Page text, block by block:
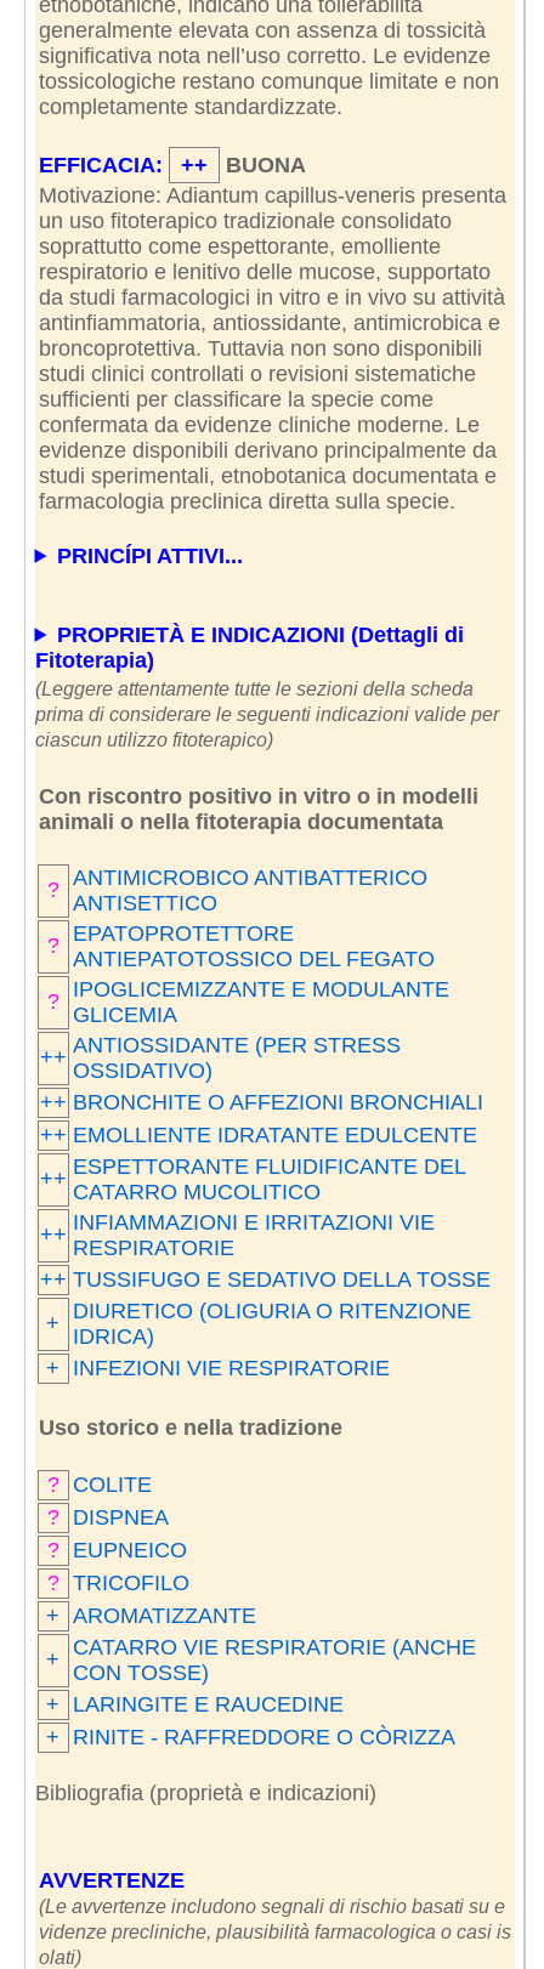
generalmente elevata con assenza di tossicità
significativa nota nell’uso corretto. Le evidenze
tossicologiche restano comunque limitate e non
completamente standardizzate.
EFFICACIA: ++
BUONA
Motivazione: Adiantum capillus-veneris presenta
un uso fitoterapico tradizionale consolidato
soprattutto come espettorante, emolliente
respiratorio e lenitivo delle mucose, supportato
da studi farmacologici in vitro e in vivo su attività
antinfiammatoria, antiossidante, antimicrobica e
broncoprotettiva. Tuttavia non sono disponibili
studi clinici controllati o revisioni sistematiche
sufficienti per classificare la specie come
confermata da evidenze cliniche moderne. Le
evidenze disponibili derivano principalmente da
studi sperimentali, etnobotanica documentata e
farmacologia preclinica diretta sulla specie.
PRINCÍPI ATTIVI...
PROPRIETÀ E INDICAZIONI (Dettagli di
Fitoterapia)
(Leggere attentamente tutte le sezioni della scheda
prima di considerare le seguenti indicazioni valide per
ciascun utilizzo fitoterapico)
Con riscontro positivo in vitro o in modelli
animali o nella fitoterapia documentata
? ANTIMICROBICO ANTIBATTERICO
ANTISETTICO
?
EPATOPROTETTORE
ANTIEPATOTOSSICO DEL FEGATO
?
IPOGLICEMIZZANTE E MODULANTE
GLICEMIA
++ ANTIOSSIDANTE (PER STRESS
OSSIDATIVO)
++ BRONCHITE O AFFEZIONI BRONCHIALI
++ EMOLLIENTE IDRATANTE EDULCENTE
++ ESPETTORANTE FLUIDIFICANTE DEL
CATARRO MUCOLITICO
++ INFIAMMAZIONI E IRRITAZIONI VIE
RESPIRATORIE
++ TUSSIFUGO E SEDATIVO DELLA TOSSE
+
DIURETICO (OLIGURIA O RITENZIONE
IDRICA)
+
INFEZIONI VIE RESPIRATORIE
Uso storico e nella tradizione
?
COLITE
?
DISPNEA
?
EUPNEICO
? TRICOFILO
+ AROMATIZZANTE
+
CATARRO VIE RESPIRATORIE (ANCHE
CON TOSSE)
+
LARINGITE E RAUCEDINE
+
RINITE - RAFFREDDORE O CÒRIZZA
Bibliografia (proprietà e indicazioni)
AVVERTENZE
(Le avvertenze includono segnali di rischio basati su e
videnze precliniche, plausibilità farmacologica o casi is
olati)